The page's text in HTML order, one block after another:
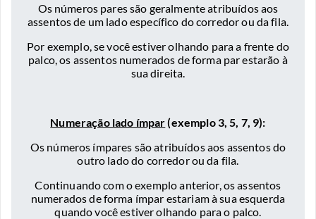
Os números pares são geralmente atribuídos aos
assentos de um lado específico do corredor ou da fila.
Por exemplo, se você estiver olhando para a frente do
palco, os assentos numerados de forma par estarão à
sua direita.
Numeração lado ímpar(exemplo 3, 5, 7, 9):
Os números ímpares são atribuídos aos assentos do
outro lado do corredor ou da fila.
Continuando com o exemplo anterior, os assentos
numerados de forma ímpar estariam à sua esquerda
quando você estiver olhando para o palco.